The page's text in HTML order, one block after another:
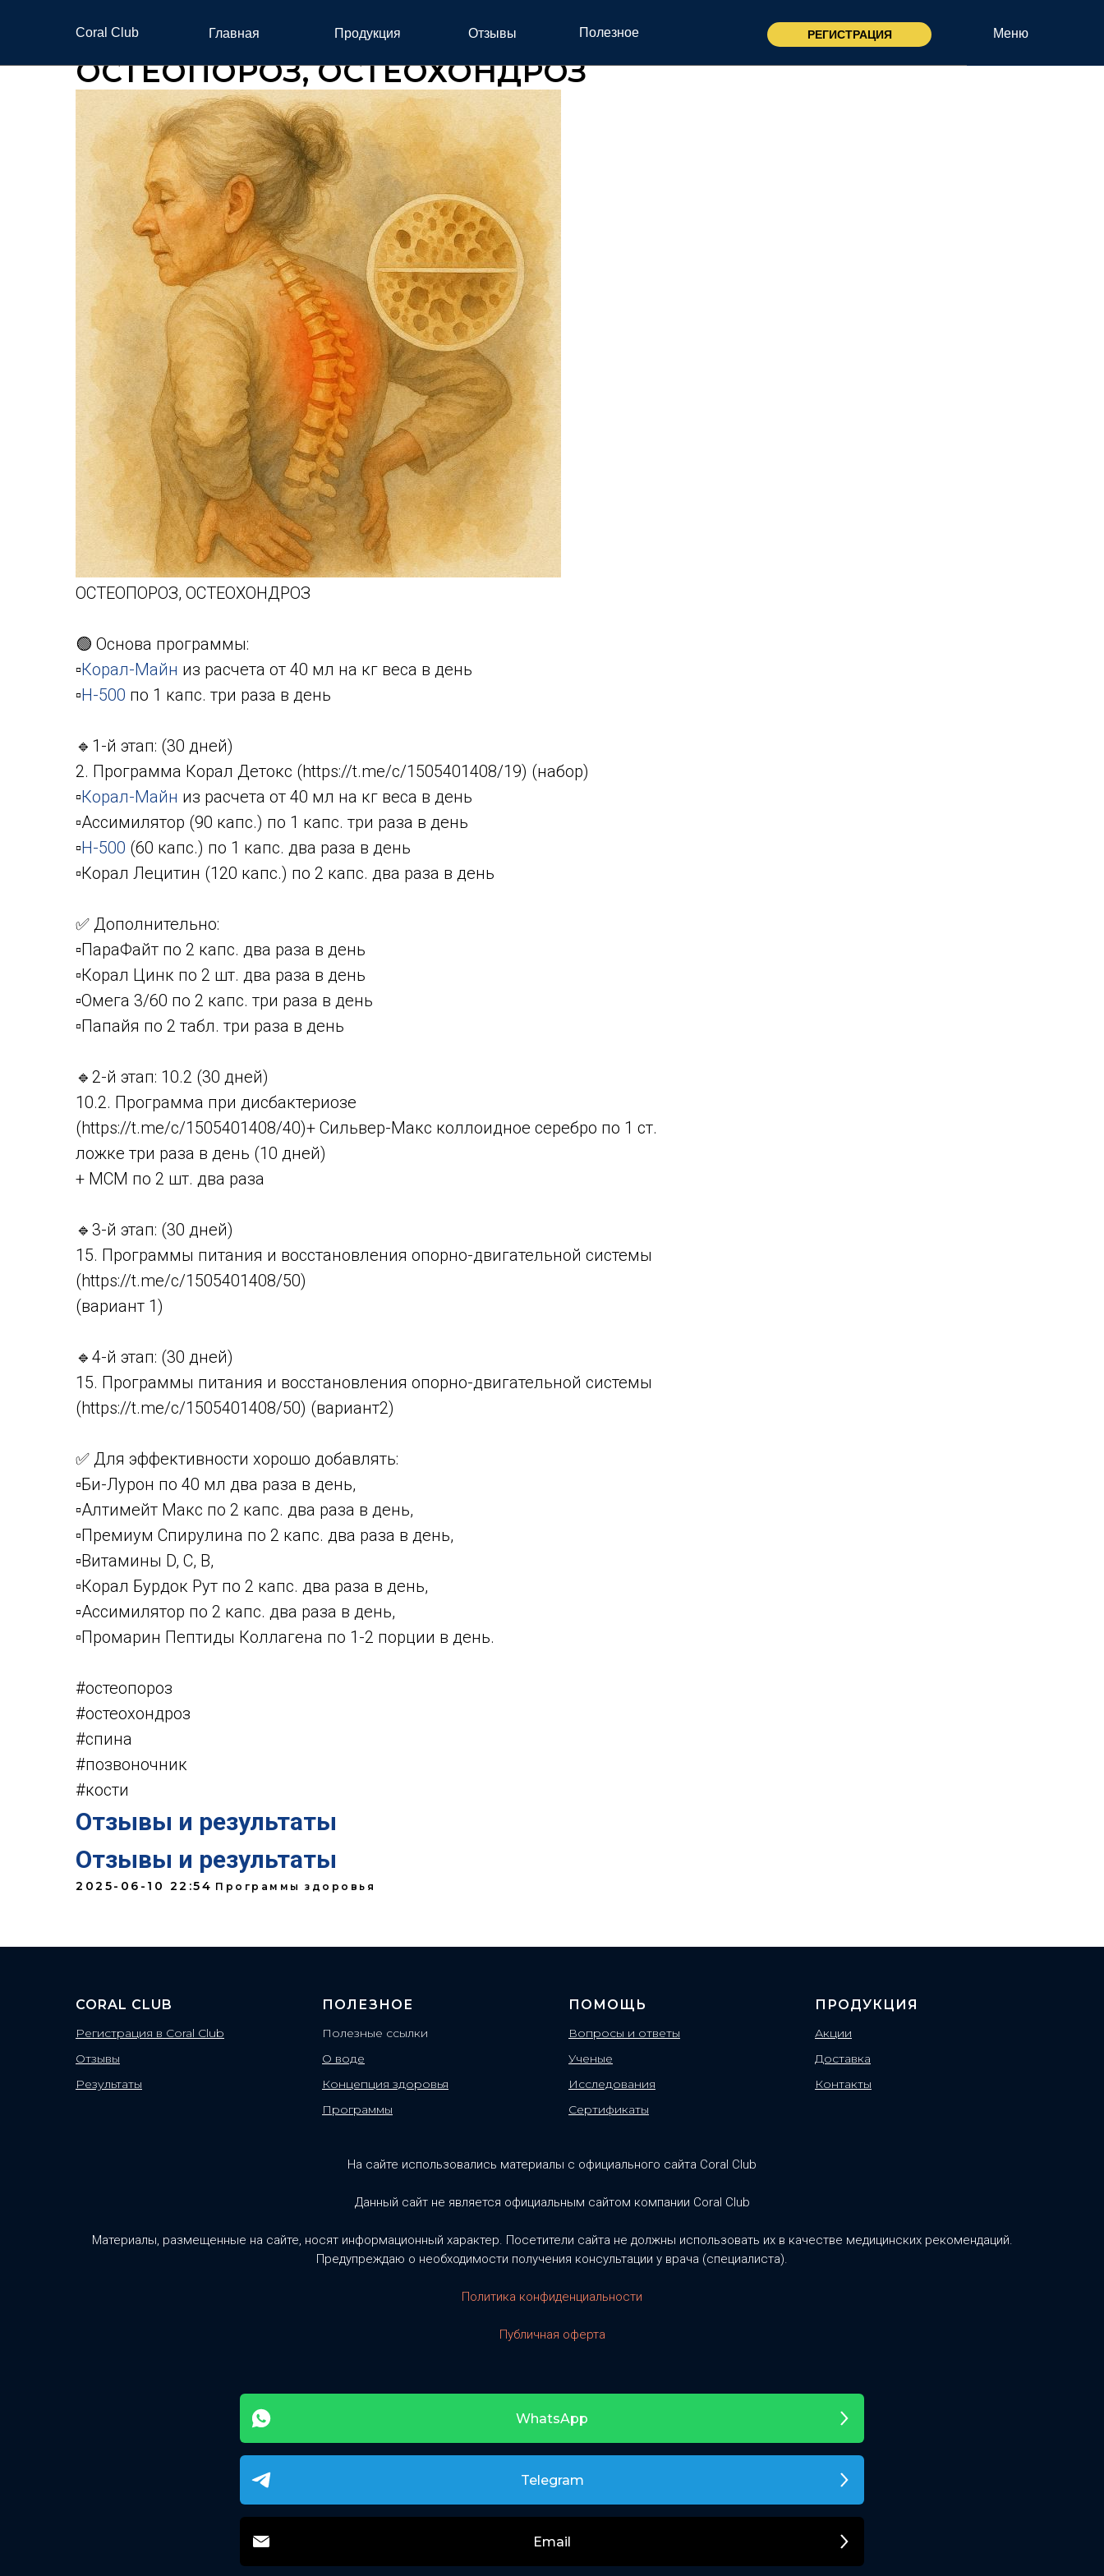
Coral Club Меню
Главная Продукция Отзывы Полезное РЕГИСТРАЦИЯ
ОСТЕОПОРОЗ, ОСТЕОХОНДРОЗ
ОСТЕОПОРОЗ, ОСТЕОХОНДРОЗ
🟢 Основа программы:
▫️Корал-Майн из расчета от 40 мл на кг веса в день
▫️Н-500 по 1 капс. три раза в день
🔹1-й этап: (30 дней)
2. Программа Корал Детокс (https://t.me/c/1505401408/19) (набор)
▫️Корал-Майн из расчета от 40 мл на кг веса в день
▫️Ассимилятор (90 капс.) по 1 капс. три раза в день
▫️Н-500 (60 капс.) по 1 капс. два раза в день
▫️Корал Лецитин (120 капс.) по 2 капс. два раза в день
✅ Дополнительно:
▫️ПараФайт по 2 капс. два раза в день
▫️Корал Цинк по 2 шт. два раза в день
▫️Омега 3/60 по 2 капс. три раза в день
▫️Папайя по 2 табл. три раза в день
🔹2-й этап: 10.2 (30 дней)
10.2. Программа при дисбактериозе
(https://t.me/c/1505401408/40)+ Сильвер-Макс коллоидное серебро по 1 ст.
ложке три раза в день (10 дней)
+ МСМ по 2 шт. два раза
🔹3-й этап: (30 дней)
15. Программы питания и восстановления опорно-двигательной системы
(https://t.me/c/1505401408/50)
(вариант 1)
🔹4-й этап: (30 дней)
15. Программы питания и восстановления опорно-двигательной системы
(https://t.me/c/1505401408/50) (вариант2)
✅ Для эффективности хорошо добавлять:
▫️Би-Лурон по 40 мл два раза в день,
▫️Алтимейт Макс по 2 капс. два раза в день,
▫️Премиум Спирулина по 2 капс. два раза в день,
▫️Витамины D, С, В,
▫️Корал Бурдок Рут по 2 капс. два раза в день,
▫️Ассимилятор по 2 капс. два раза в день,
▫️Промарин Пептиды Коллагена по 1-2 порции в день.
#остеопороз
#остеохондроз
#спина
#позвоночник
#кости
Отзывы и результаты
Отзывы и результаты
2025-06-10 22:54 Программы здоровья
CORAL CLUB
Регистрация в Coral Club
Отзывы
Результаты
ПОЛЕЗНОЕ
Полезные ссылки
О воде
Концепция здоровья
Программы
ПОМОЩЬ
Вопросы и ответы
Ученые
Исследования
Сертификаты
ПРОДУКЦИЯ
Акции
Доставка
Контакты
На сайте использовались материалы с официального сайта Coral Club
Данный сайт не является официальным сайтом компании Coral Club
Материалы, размещенные на сайте, носят информационный характер. Посетители сайта не должны использовать их в качестве медицинских рекомендаций.
Предупреждаю о необходимости получения консультации у врача (специалиста).
Политика конфиденциальности
Публичная оферта
WhatsApp
Telegram
Email